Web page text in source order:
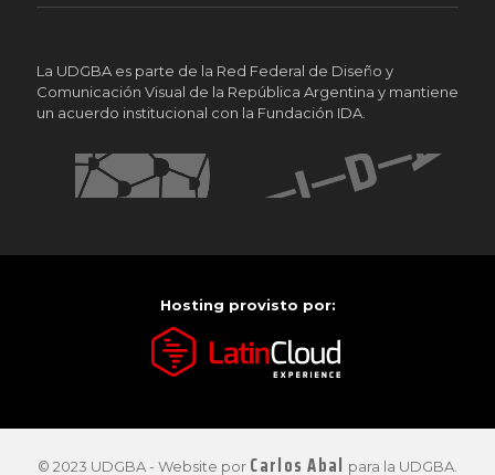
La UDGBA es parte de la Red Federal de Diseño y
Comunicación Visual de la República Argentina y mantiene
un acuerdo institucional con la Fundación IDA.
Hosting provisto por:
© 2023 UDGBA - Website por Carlos Abal para la UDGBA.